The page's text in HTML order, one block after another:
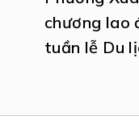
chương lao
tuần lễ Du